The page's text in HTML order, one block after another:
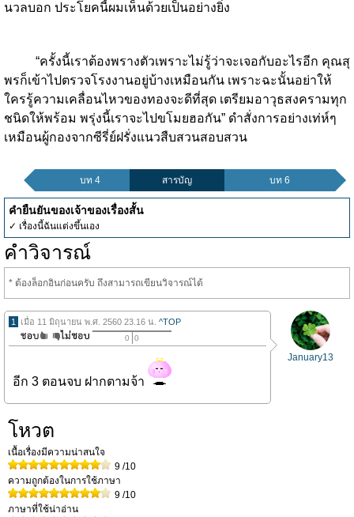
นวลบอก ประโยคนี้ผมเห็นด้วยเป็นอย่างยิ่ง
“ครั้งนี้เราต้องพรางตัวเพราะไม่รู้ว่าจะเจอกับอะไรอีก คุณสุ
พรก็เข้าไปตรวจโรงงานอยู่บ้างเหมือนกัน เพราะฉะนั้นอย่าให้
ใครรู้ความเคลื่อนไหวของทองจะดีที่สุด เตรียมอาวุธสงครามทุก
ชนิดให้พร้อม พรุ่งนี้เราจะไปขโมยฮอกัน” ดำสั่งการอย่างเท่ห์ๆ
เหมือนผู้กองจากซีรี่ย์ฝรั่งแนวสืบสวนสอบสวน
บท 4 สารบัญ บท 6
คำยืนยันของเจ้าของเรื่องสั้น
✓ เรื่องนี้ฉันแต่งขึ้นเอง
คำวิจารณ์
* ต้องล็อกอินก่อนครับ ถึงสามารถเขียนวิจารณ์ได้
January13
1 เมื่อ 11 มิถุนายน พ.ศ. 2560 23.16 น. ^TOP
0 0
อีก 3 ตอนจบ ฝากตามจ้า
โหวต
เนื้อเรื่องมีความน่าสนใจ
9 /10
ความถูกต้องในการใช้ภาษา
9 /10
ภาษาที่ใช้น่าอ่าน